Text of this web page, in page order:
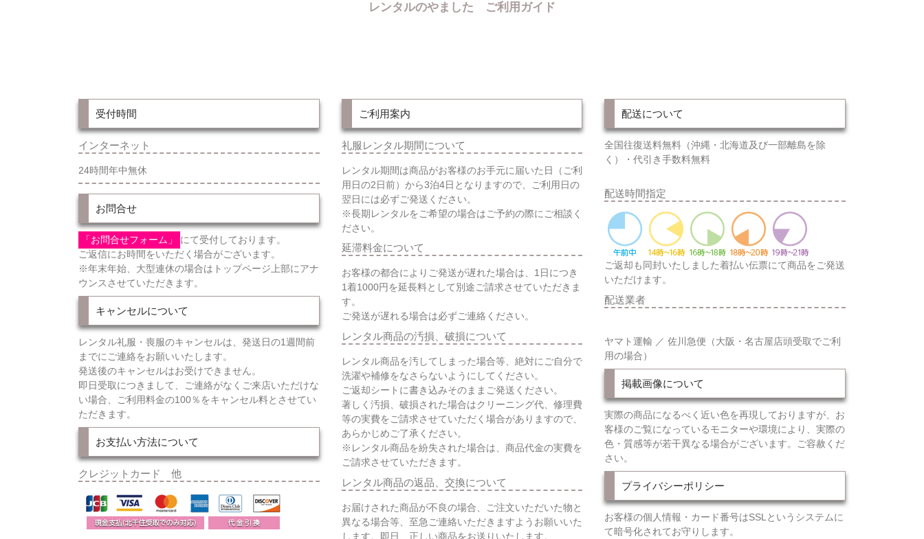
レンタルのやました ご利用ガイド
受付時間
インターネット
24時間年中無休
お問合せ
「お問合せフォーム」
にて受付しております。
ご返信にお時間をいただく場合がございます。
※年末年始、大型連休の場合はトップページ上部にアナ
ウンスさせていただきます。
キャンセルについて
レンタル礼服・喪服のキャンセルは、発送日の1週間前
までにご連絡をお願いいたします。
発送後のキャンセルはお受けできません。
即日受取につきまして、ご連絡がなくご来店いただけな
い場合、ご利用料金の100％をキャンセル料とさせてい
ただきます。
お支払い方法について
クレジットカード 他
ご利用案内
礼服レンタル期間について
レンタル期間は商品がお客様のお手元に届いた日（ご利
用日の2日前）から3泊4日となりますので、ご利用日の
翌日には必ずご発送ください。
※長期レンタルをご希望の場合はご予約の際にご相談く
ださい。
延滞料金について
お客様の都合によりご発送が遅れた場合は、1日につき
1着1000円を延長料として別途ご請求させていただきま
す。
ご発送が遅れる場合は必ずご連絡ください。
レンタル商品の汚損、破損について
レンタル商品を汚してしまった場合等、絶対にご自分で
洗濯や補修をなさらないようにしてください。
ご返却シートに書き込みそのままご発送ください。
著しく汚損、破損された場合はクリーニング代、修理費
等の実費をご請求させていただく場合がありますので、
あらかじめご了承ください。
※レンタル商品を紛失された場合は、商品代金の実費を
ご請求させていただきます。
レンタル商品の返品、交換について
お届けされた商品が不良の場合、ご注文いただいた物と
異なる場合等、至急ご連絡いただきますようお願いいた
します。即日、正しい商品をお送りいたします。
配送について
全国往復送料無料（沖縄・北海道及び一部離島を除
く）・代引き手数料無料
配送時間指定
ご返却も同封いたしました着払い伝票にて商品をご発送
いただけます。
配送業者
ヤマト運輸 ／ 佐川急便（大阪・名古屋店頭受取でご利
用の場合）
掲載画像について
実際の商品になるべく近い色を再現しておりますが、お
客様のご覧になっているモニターや環境により、実際の
色・質感等が若干異なる場合がございます。ご容赦くだ
さい。
プライバシーポリシー
お客様の個人情報・カード番号はSSLというシステムに
て暗号化されてお守りします。